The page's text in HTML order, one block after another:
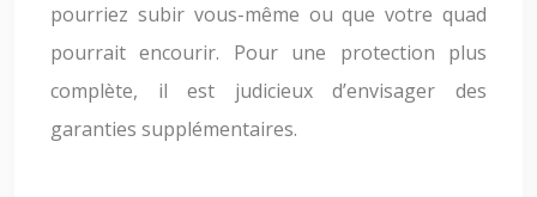
pourriez subir vous-même ou que votre quad
pourrait encourir. Pour une protection plus
complète, il est judicieux d’envisager des
garanties supplémentaires.